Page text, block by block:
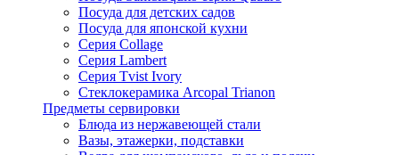
Посуда для детских садов
Посуда для японской кухни
Серия Collage
Серия Lambert
Серия Tvist Ivory
Стеклокерамика Arcopal Trianon
Предметы сервировки
Блюда из нержавеющей стали
Вазы, этажерки, подставки